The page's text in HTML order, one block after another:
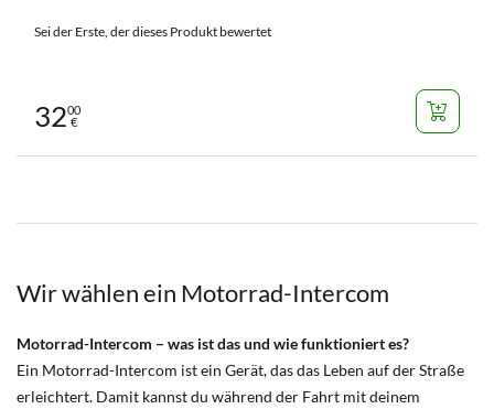
Sei der Erste, der dieses Produkt bewertet
3200
€
Wir wählen ein Motorrad-Intercom
Motorrad-Intercom – was ist das und wie funktioniert es?
Ein Motorrad-Intercom ist ein Gerät, das das Leben auf der Straße
erleichtert. Damit kannst du während der Fahrt mit deinem